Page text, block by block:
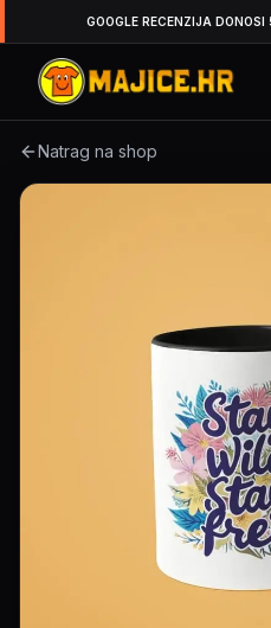
GOOGLE RECENZIJA
Natrag na shop